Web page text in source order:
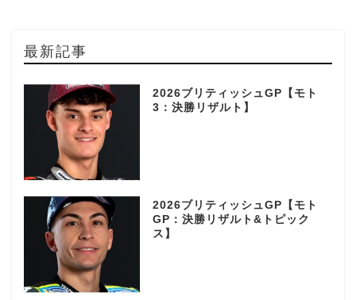
最新記事
2026ブリティッシュGP【モト
3：決勝リザルト】
2026ブリティッシュGP【モト
GP：決勝リザルト&トピック
ス】